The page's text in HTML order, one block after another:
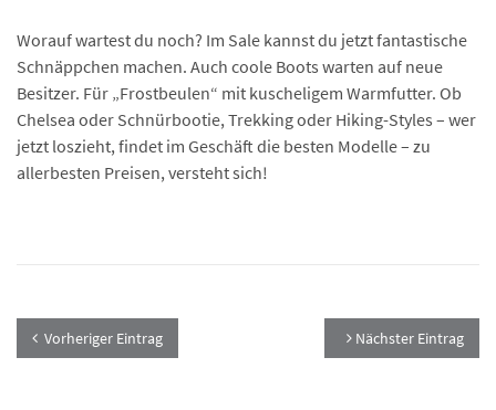
Worauf wartest du noch? Im Sale kannst du jetzt fantastische
Schnäppchen machen. Auch coole Boots warten auf neue
Besitzer. Für „Frostbeulen“ mit kuscheligem Warmfutter. Ob
Chelsea oder Schnürbootie, Trekking oder Hiking-Styles – wer
jetzt loszieht, findet im Geschäft die besten Modelle – zu
allerbesten Preisen, versteht sich!
Vorheriger Eintrag Nächster Eintrag